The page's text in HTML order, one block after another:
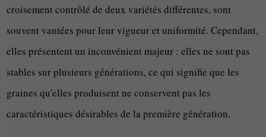
croisement contrôlé de deux variétés différentes, sont
souvent vantées pour leur vigueur et uniformité. Cependant,
elles présentent un inconvénient majeur : elles ne sont pas
stables sur plusieurs générations, ce qui signifie que les
graines qu'elles produisent ne conservent pas les
caractéristiques désirables de la première génération.